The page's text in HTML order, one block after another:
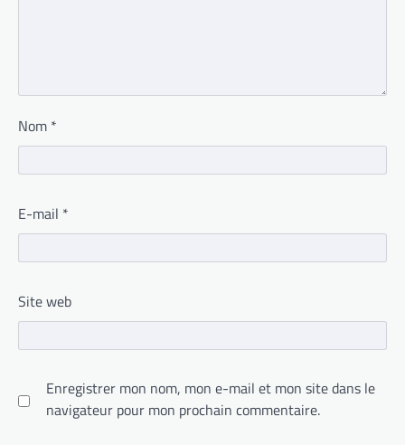
Nom *
E-mail *
Site web
Enregistrer mon nom, mon e-mail et mon site dans le
navigateur pour mon prochain commentaire.